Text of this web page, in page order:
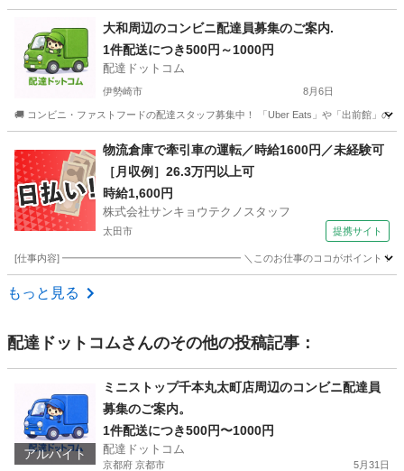
配送
大和周辺のコンビニ配達員募集のご案内.
1件配送につき500円～1000円
配達ドットコム
伊勢崎市 8月6日
🚚 コンビニ・ファストフードの配達スタッフ募集中！ 「Uber Eats」や「出前館」の
配送 ファストフード
物流倉庫で牽引車の運転／時給1600円／未経験可
［月収例］26.3万円以上可
時給1,600円
株式会社サンキョウテクノスタッフ
太田市 提携サイト
[仕事内容] ━━━━━━━━━━━━━━━━━━ ＼このお仕事のココがポイント！／ ◎残業
群馬 太田市
もっと見る
配達ドットコムさんのその他の投稿記事：
アルバイト
ミニストップ千本丸太町店周辺のコンビニ配達員
募集のご案内。
1件配送につき500円〜1000円
配達ドットコム
京都府 京都市 5月31日